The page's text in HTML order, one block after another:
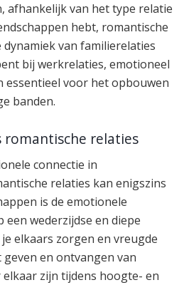
afhankelijk van het type relatie
hebt, romantische
van familierelaties
bij werkrelaties, emotioneel
essentieel voor het opbouwen
banden.
romantische relaties
connectie in
relaties kan enigszins
is de emotionele
een wederzijdse en diepe
elkaars zorgen en vreugde
en ontvangen van
zijn tijdens hoogte- en